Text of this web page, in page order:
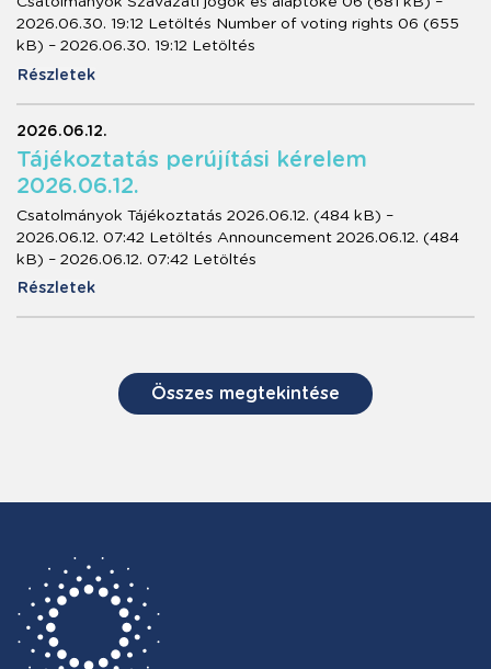
2026.06.30. 19:12 Letöltés Number of voting rights 06 (655
kB) – 2026.06.30. 19:12 Letöltés
Részletek
2026.06.12.
Tájékoztatás perújítási kérelem
2026.06.12.
Csatolmányok Tájékoztatás 2026.06.12. (484 kB) –
2026.06.12. 07:42 Letöltés Announcement 2026.06.12. (484
kB) – 2026.06.12. 07:42 Letöltés
Részletek
Összes megtekintése